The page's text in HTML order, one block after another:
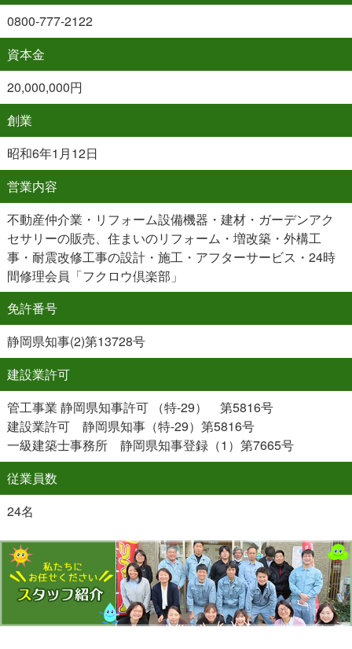
0800-777-2122
資本金
20,000,000円
創業
昭和6年1月12日
営業内容
不動産仲介業・リフォーム設備機器・建材・ガーデンアク
セサリーの販売、住まいのリフォーム・増改築・外構工
事・耐震改修工事の設計・施工・アフターサービス・24時
間修理会員「フクロウ倶楽部」
免許番号
静岡県知事(2)第13728号
建設業許可
管工事業 静岡県知事許可 （特-29） 第5816号
建設業許可 静岡県知事（特-29）第5816号
一級建築士事務所 静岡県知事登録（1）第7665号
従業員数
24名